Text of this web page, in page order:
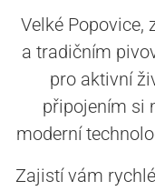
Velké Popovice,
a tradičním
pro aktivní
připojením si
moderní
Zajistí vám